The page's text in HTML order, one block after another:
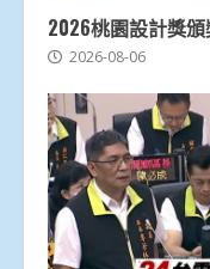
2026桃園設計獎
2026-08-06